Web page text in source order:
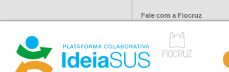
Fale com a Fiocruz